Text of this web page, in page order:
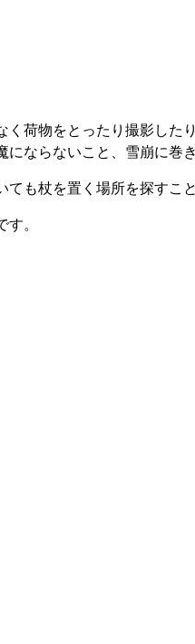
く荷物をとったり撮影した
ならないこと、雪崩に巻
ても杖を置く場所を探すこ
。